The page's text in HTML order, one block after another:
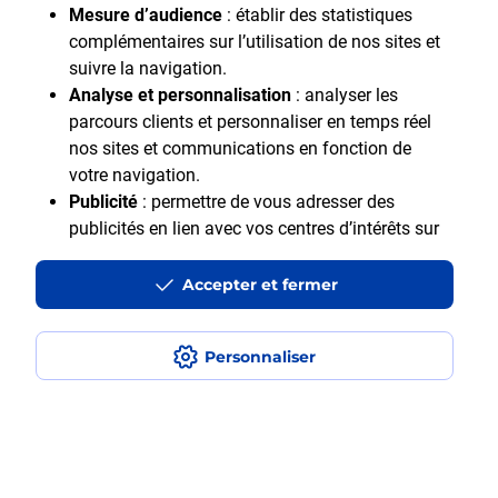
Mesure d’audience : établir des statistiques
complémentaires sur l’utilisation de nos sites et
suivre la navigation.
Analyse et personnalisation : analyser les
parcours clients et personnaliser en temps réel
nos sites et communications en fonction de
votre navigation.
Publicité : permettre de vous adresser des
publicités en lien avec vos centres d’intérêts sur
En cliquant sur "Accepter et fermer" vous acceptez
fermer" vous permet d'indiquer votre refus et seuls
les cookies nécessaires au fonctionnement du site
Personnaliser
Accepter et fermer
Motif Professionnel
Accessibilité : Partiellement accessible